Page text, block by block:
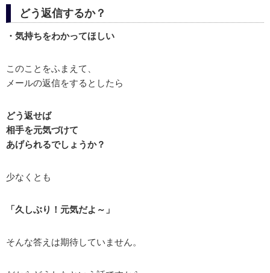
どう返信するか？
・気持ちをわかってほしい
このことをふまえて、
メールの返信をするとしたら
どう返せば
相手を元気づけて
あげられるでしょうか？
少なくとも
「久しぶり！元気だよ～」
そんな答えは期待していません。